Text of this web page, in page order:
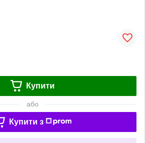
Купити
або
Купити з